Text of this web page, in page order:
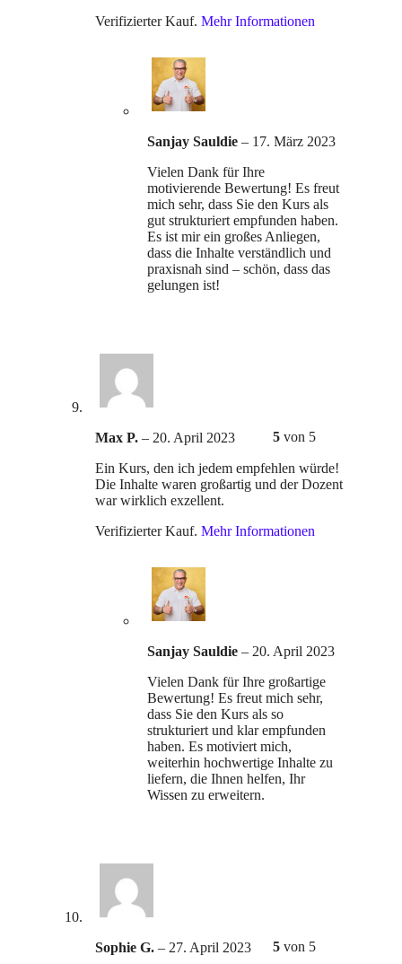
Verifizierter Kauf. Mehr Informationen
Sanjay Sauldie – 17. März 2023
Vielen Dank für Ihre
motivierende Bewertung! Es freut
mich sehr, dass Sie den Kurs als
gut strukturiert empfunden haben.
Es ist mir ein großes Anliegen,
dass die Inhalte verständlich und
praxisnah sind – schön, dass das
gelungen ist!
5von 5
Max P. – 20. April 2023
Ein Kurs, den ich jedem empfehlen würde!
Die Inhalte waren großartig und der Dozent
war wirklich exzellent.
Verifizierter Kauf. Mehr Informationen
Sanjay Sauldie – 20. April 2023
Vielen Dank für Ihre großartige
Bewertung! Es freut mich sehr,
dass Sie den Kurs als so
strukturiert und klar empfunden
haben. Es motiviert mich,
weiterhin hochwertige Inhalte zu
liefern, die Ihnen helfen, Ihr
Wissen zu erweitern.
5von 5
Sophie G. – 27. April 2023